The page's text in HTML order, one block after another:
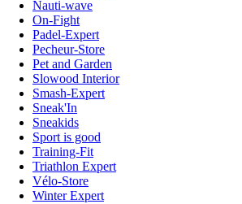
Nauti-wave
On-Fight
Padel-Expert
Pecheur-Store
Pet and Garden
Slowood Interior
Smash-Expert
Sneak'In
Sneakids
Sport is good
Training-Fit
Triathlon Expert
Vélo-Store
Winter Expert